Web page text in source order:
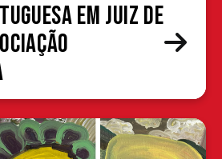
em Juiz de